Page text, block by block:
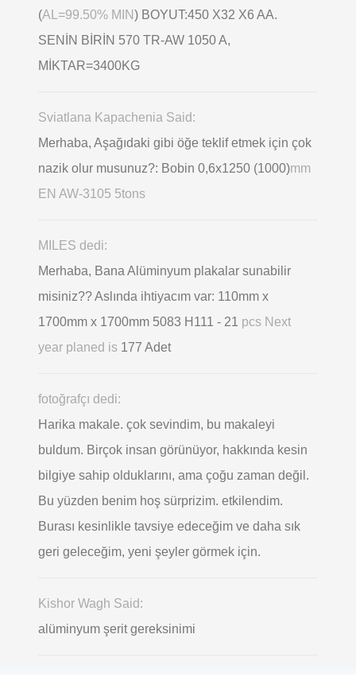
(AL=99.50% MIN) BOYUT:450 X32 X6 AA.
SENİN BİRİN 570 TR-AW 1050 A,
MİKTAR=3400KG
Sviatlana Kapachenia Said:
Merhaba, Aşağıdaki gibi öğe teklif etmek için çok
nazik olur musunuz?: Bobin 0,6х1250 (1000)mm
EN AW-3105 5tons
MILES dedi:
Merhaba, Bana Alüminyum plakalar sunabilir
misiniz?? Aslında ihtiyacım var: 110mm x
1700mm x 1700mm 5083 H111 - 21 pcs Next
year planed is 177 Adet
fotoğrafçı dedi:
Harika makale. çok sevindim, bu makaleyi
buldum. Birçok insan görünüyor, hakkında kesin
bilgiye sahip olduklarını, ama çoğu zaman değil.
Bu yüzden benim hoş sürprizim. etkilendim.
Burası kesinlikle tavsiye edeceğim ve daha sık
geri geleceğim, yeni şeyler görmek için.
Kishor Wagh Said:
alüminyum şerit gereksinimi